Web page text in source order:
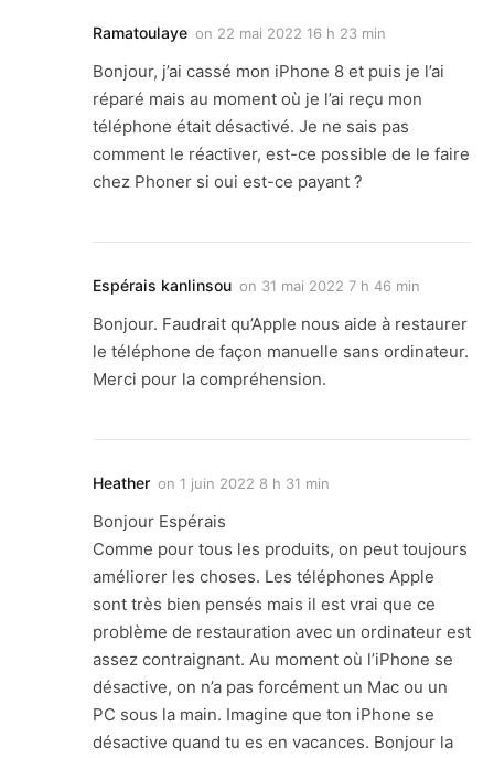
Ramatoulaye on 22 mai 2022 16 h 23 min
Bonjour, j’ai cassé mon iPhone 8 et puis je l’ai
réparé mais au moment où je l’ai reçu mon
téléphone était désactivé. Je ne sais pas
comment le réactiver, est-ce possible de le faire
chez Phoner si oui est-ce payant ?
Espérais kanlinsou on 31 mai 2022 7 h 46 min
Bonjour. Faudrait qu’Apple nous aide à restaurer
le téléphone de façon manuelle sans ordinateur.
Merci pour la compréhension.
Heather on 1 juin 2022 8 h 31 min
Bonjour Espérais
Comme pour tous les produits, on peut toujours
améliorer les choses. Les téléphones Apple
sont très bien pensés mais il est vrai que ce
problème de restauration avec un ordinateur est
assez contraignant. Au moment où l’iPhone se
désactive, on n’a pas forcément un Mac ou un
PC sous la main. Imagine que ton iPhone se
désactive quand tu es en vacances. Bonjour la